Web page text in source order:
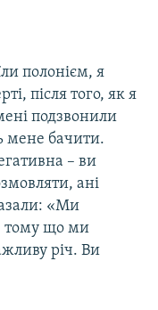
полонієм, я
після того, як я
подзвонили
мене бачити.
– ви
ані
«Ми
тому що ми
річ. Ви